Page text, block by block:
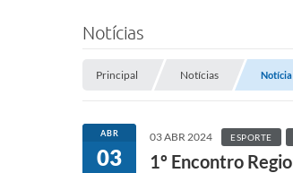
Notícias
Principal Notícias Notícia
ABR
03
03 ABR 2024 ESPORTE
1º Encontro